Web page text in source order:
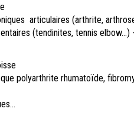
articulaires (arthrite,
(tendinites, tennis elbow…)
polyarthrite rhumatoïde,